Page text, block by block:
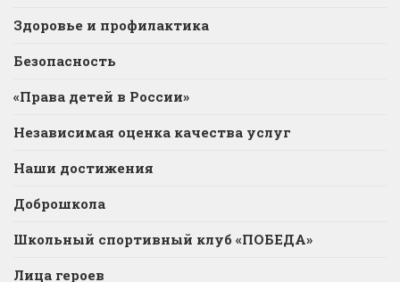
Здоровье и профилактика
Безопасность
«Права детей в России»
Независимая оценка качества услуг
Наши достижения
Доброшкола
Школьный спортивный клуб «ПОБЕДА»
Лица героев